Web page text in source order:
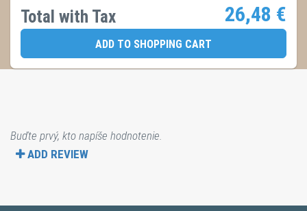
Total with Tax 26,48 €
ADD TO SHOPPING CART
Buďte prvý, kto napíše hodnotenie.
ADD REVIEW